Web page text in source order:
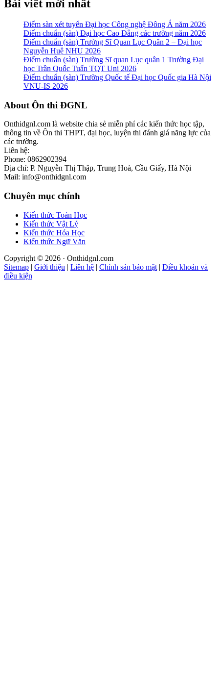
Bài viết mới nhất
Điểm sàn xét tuyển Đại học Công nghệ Đông Á năm 2026
Điểm chuẩn (sàn) Đại học Cao Đẳng các trường năm 2026
Điểm chuẩn (sàn) Trường Sĩ Quan Lục Quân 2 – Đại học
Nguyễn Huệ NHU 2026
Điểm chuẩn (sàn) Trường Sĩ quan Lục quân 1 Trường Đại
học Trần Quốc Tuấn TQT Uni 2026
Điểm chuẩn (sàn) Trường Quốc tế Đại học Quốc gia Hà Nội
VNU-IS 2026
Footer
About Ôn thi ĐGNL
Onthidgnl.com là website chia sẻ miễn phí các kiến thức học tập,
thông tin về Ôn thi THPT, đại học, luyện thi đánh giá năng lực của
các trường.
Liên hệ:
Phone: 0862902394
Địa chỉ: P. Nguyễn Thị Thập, Trung Hoà, Cầu Giấy, Hà Nội
Mail: info@onthidgnl.com
Chuyên mục chính
Kiến thức Toán Học
Kiến thức Vật Lý
Kiến thức Hóa Học
Kiến thức Ngữ Văn
Copyright © 2026 · Onthidgnl.com
Sitemap | Giới thiệu | Liên hệ | Chính sản bảo mật | Điều khoản và
điều kiện